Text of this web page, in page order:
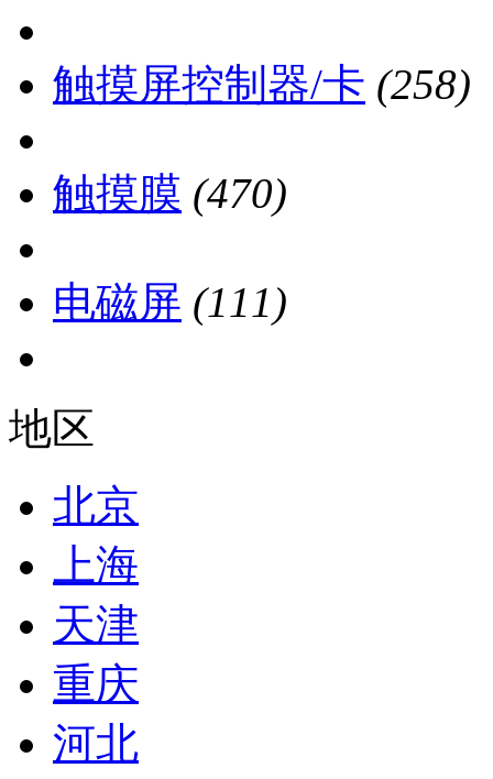
触摸屏控制器/卡 (258)
触摸膜 (470)
电磁屏 (111)
地区
北京
上海
天津
重庆
河北